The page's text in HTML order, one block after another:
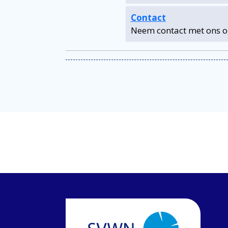
Contact
Neem contact met ons